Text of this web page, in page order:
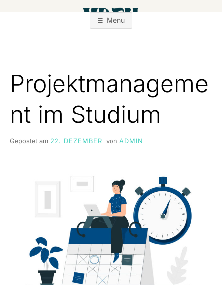
Menu
Projektmanageme
nt im Studium
Gepostet am 22. DEZEMBER von ADMIN